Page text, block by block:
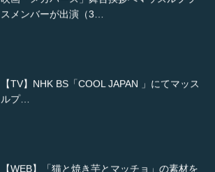
スメンバーが出演（3…
【TV】NHK BS「COOL JAPAN 」にてマッス
ルプ…
【WEB】「猫と焼き芋とマッチョ」の素材を